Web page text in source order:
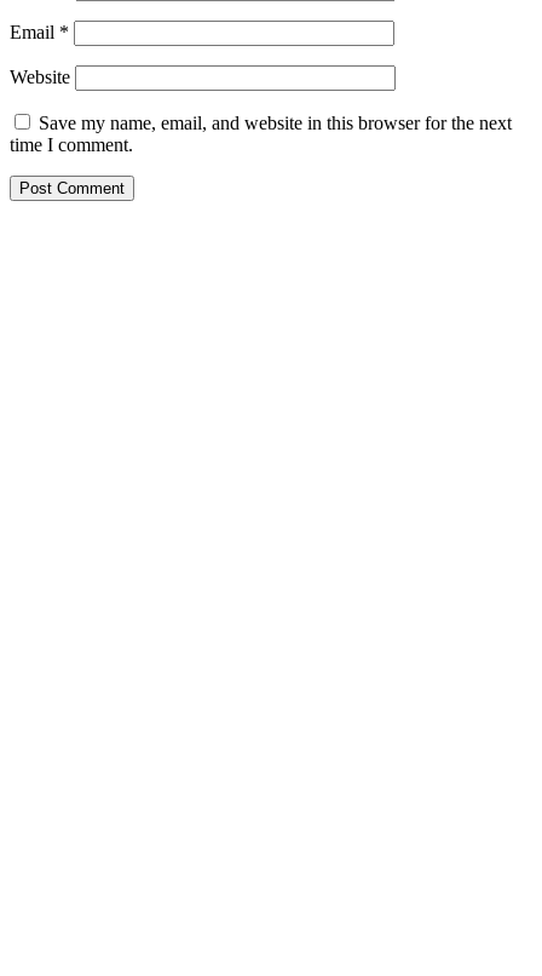
Email *
Website
Save my name, email, and website in this browser for the next
time I comment.